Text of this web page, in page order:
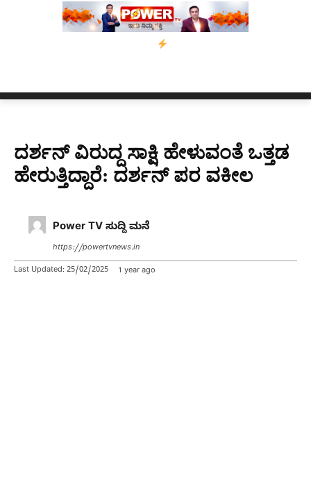
ಬೀರೇನ್ ಸಿಂಗ್ ಅವರ ಆಡಿಯೋ ಕ್ಲಿಪ್ ಅನ್ನು
ದರ್ಶನ್​ ವಿರುದ್ದ ಸಾಕ್ಷಿ ಹೇಳುವಂತೆ ಒತ್ತಡ
ಹೇರುತ್ತಿದ್ದಾರೆ: ದರ್ಶನ್​ ಪರ ವಕೀಲ
Power TV ಸುದ್ದಿ ಮನೆ
https://powertvnews.in
Last Updated: 25/02/2025 1 year ago